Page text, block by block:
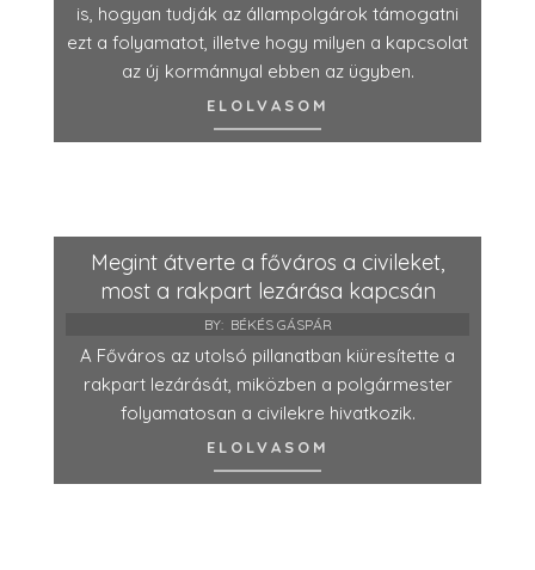
is, hogyan tudják az állampolgárok támogatni
ezt a folyamatot, illetve hogy milyen a kapcsolat
az új kormánnyal ebben az ügyben.
ELOLVASOM
Megint átverte a főváros a civileket,
most a rakpart lezárása kapcsán
BY: BÉKÉS GÁSPÁR
A Főváros az utolsó pillanatban kiüresítette a
rakpart lezárását, miközben a polgármester
folyamatosan a civilekre hivatkozik.
ELOLVASOM